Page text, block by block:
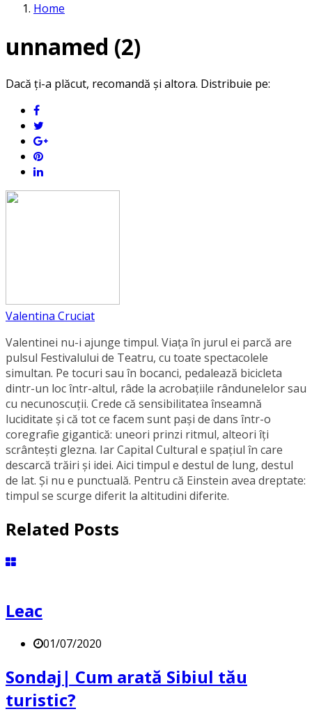
Home
unnamed (2)
Dacă ți-a plăcut, recomandă și altora. Distribuie pe:
Valentina Cruciat
Valentinei nu-i ajunge timpul. Viața în jurul ei parcă are
pulsul Festivalului de Teatru, cu toate spectacolele
simultan. Pe tocuri sau în bocanci, pedalează bicicleta
dintr-un loc într-altul, râde la acrobațiile rândunelelor sau
cu necunoscuții. Crede că sensibilitatea înseamnă
luciditate și că tot ce facem sunt pași de dans într-o
coregrafie gigantică: uneori prinzi ritmul, alteori îți
scrântești glezna. Iar Capital Cultural e spațiul în care
descarcă trăiri și idei. Aici timpul e destul de lung, destul
de lat. Și nu e punctuală. Pentru că Einstein avea dreptate:
timpul se scurge diferit la altitudini diferite.
Related Posts
Leac
01/07/2020
Sondaj| Cum arată Sibiul tău
turistic?